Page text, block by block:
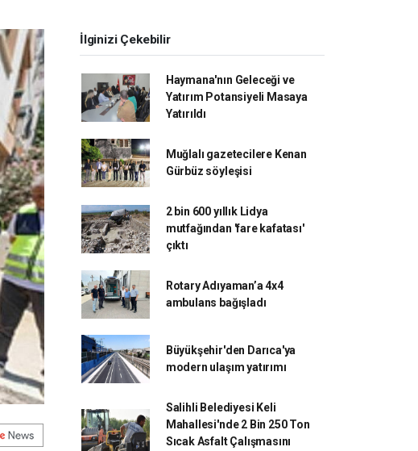
İlginizi Çekebilir
Haymana'nın Geleceği ve
Yatırım Potansiyeli Masaya
Yatırıldı
Muğlalı gazetecilere Kenan
Gürbüz söyleşisi
2 bin 600 yıllık Lidya
mutfağından 'fare kafatası'
çıktı
Rotary Adıyaman’a 4x4
ambulans bağışladı
Büyükşehir'den Darıca'ya
modern ulaşım yatırımı
Salihli Belediyesi Keli
Mahallesi'nde 2 Bin 250 Ton
Sıcak Asfalt Çalışmasını